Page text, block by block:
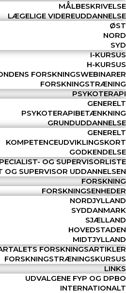
MÅLBESKRIVELSE
LÆGELIGE VIDEREUDDANNELSE
ØST
NORD
SYD
I-KURSUS
H-KURSUS
FORSKNINGSWEBINARER
FORSKNINGSTRÆNING
PSYKOTERAPI
GENERELT
PSYKOTERAPIBETÆNKNING
GRUNDUDDANNELSE
GENERELT
KOMPETENCEUDVIKLINGSKORT
GODKENDELSE
OG SUPERVISORLISTE
OG SUPERVISOR UDDANNELSEN
FORSKNING
FORSKNINGSENHEDER
NORDJYLLAND
SYDDANMARK
SJÆLLAND
HOVEDSTADEN
MIDTJYLLAND
FORSKNINGSARTIKLER
FORSKNINGSTRÆNINGSKURSUS
LINKS
UDVALGENE FYP OG DPBO
INTERNATIONALT